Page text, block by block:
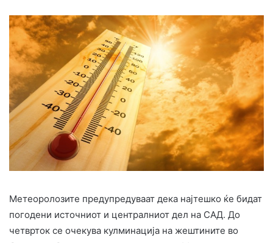
Метеоролозите предупредуваат дека најтешко ќе бидат
погодени источниот и централниот дел на САД. До
четврток се очекува кулминација на жештините во